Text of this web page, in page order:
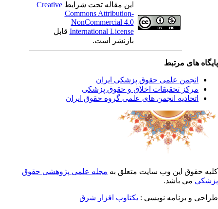
این مقاله تحت شرایطCreative
Commons Attribution-
NonCommercial 4.0
International Licenseقابل
بازنشر است.
های مرتبط
انجمن علمی حقوق پزشکی ایران
مرکز تحقیقات اخلاق و حقوق پزشکی
اتحادیه انجمن های علمی گروه حقوق ایران
حقوق این وب سایت متعلق بهمجله علمی پژوهشی حقوق
می باشد.
و برنامه نویسی : یکتاوب افزار شرق